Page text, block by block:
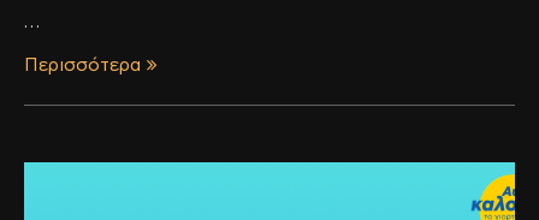
…
Περισσότερα